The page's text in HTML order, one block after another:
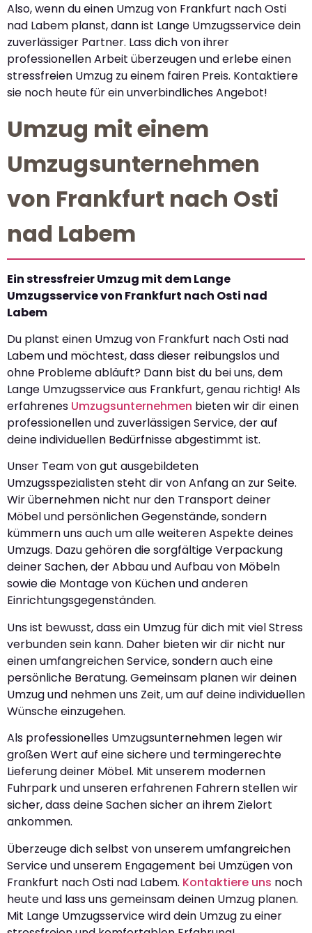
Also, wenn du einen Umzug von Frankfurt nach Osti
nad Labem planst, dann ist Lange Umzugsservice dein
zuverlässiger Partner. Lass dich von ihrer
professionellen Arbeit überzeugen und erlebe einen
stressfreien Umzug zu einem fairen Preis. Kontaktiere
sie noch heute für ein unverbindliches Angebot!
Umzug mit einem
Umzugsunternehmen
von Frankfurt nach Osti
nad Labem
Ein stressfreier Umzug mit dem Lange
Umzugsservice von Frankfurt nach Osti nad
Labem
Du planst einen Umzug von Frankfurt nach Osti nad
Labem und möchtest, dass dieser reibungslos und
ohne Probleme abläuft? Dann bist du bei uns, dem
Lange Umzugsservice aus Frankfurt, genau richtig! Als
erfahrenes Umzugsunternehmen bieten wir dir einen
professionellen und zuverlässigen Service, der auf
deine individuellen Bedürfnisse abgestimmt ist.
Unser Team von gut ausgebildeten
Umzugsspezialisten steht dir von Anfang an zur Seite.
Wir übernehmen nicht nur den Transport deiner
Möbel und persönlichen Gegenstände, sondern
kümmern uns auch um alle weiteren Aspekte deines
Umzugs. Dazu gehören die sorgfältige Verpackung
deiner Sachen, der Abbau und Aufbau von Möbeln
sowie die Montage von Küchen und anderen
Einrichtungsgegenständen.
Uns ist bewusst, dass ein Umzug für dich mit viel Stress
verbunden sein kann. Daher bieten wir dir nicht nur
einen umfangreichen Service, sondern auch eine
persönliche Beratung. Gemeinsam planen wir deinen
Umzug und nehmen uns Zeit, um auf deine individuellen
Wünsche einzugehen.
Als professionelles Umzugsunternehmen legen wir
großen Wert auf eine sichere und termingerechte
Lieferung deiner Möbel. Mit unserem modernen
Fuhrpark und unseren erfahrenen Fahrern stellen wir
sicher, dass deine Sachen sicher an ihrem Zielort
ankommen.
Überzeuge dich selbst von unserem umfangreichen
Service und unserem Engagement bei Umzügen von
Frankfurt nach Osti nad Labem. Kontaktiere uns noch
heute und lass uns gemeinsam deinen Umzug planen.
Mit Lange Umzugsservice wird dein Umzug zu einer